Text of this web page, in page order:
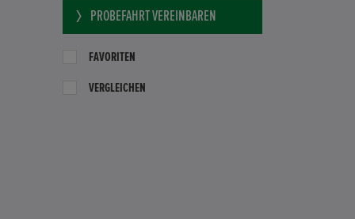
PROBEFAHRT VEREINBAREN
FAVORITEN
VERGLEICHEN